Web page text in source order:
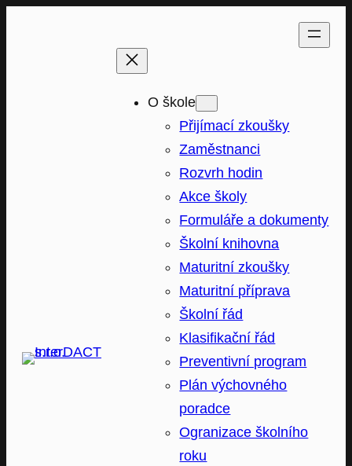
O škole
Přijímací zkoušky
Zaměstnanci
Rozvrh hodin
Akce školy
Formuláře a dokumenty
Školní knihovna
Maturitní zkoušky
Maturitní příprava
Školní řád
Klasifikační řád
Preventivní program
Plán výchovného
poradce
Ogranizace školního
roku